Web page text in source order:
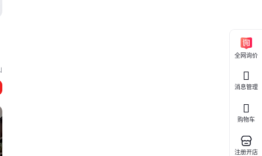
全网询价
消息管理
购物车
注册开店